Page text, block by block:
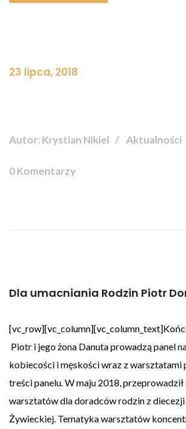
23 lipca, 2018
Autor: Krystian Nikiel Aktualności
0 Komentarzy
Dla umacniania Rodzin Piotr
Piotr i jego żona Danuta prowadzą panel
kobiecości i męskości wraz z warsztatami
treści panelu. W maju 2018,
warsztatów dla doradców rodzin z diecezji
Żywieckiej. Tematyka warsztatów